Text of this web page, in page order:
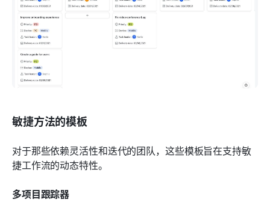
敏捷方法的模板
对于那些依赖灵活性和迭代的团队，这些模板旨在支持敏
捷工作流的动态特性。
多项目跟踪器